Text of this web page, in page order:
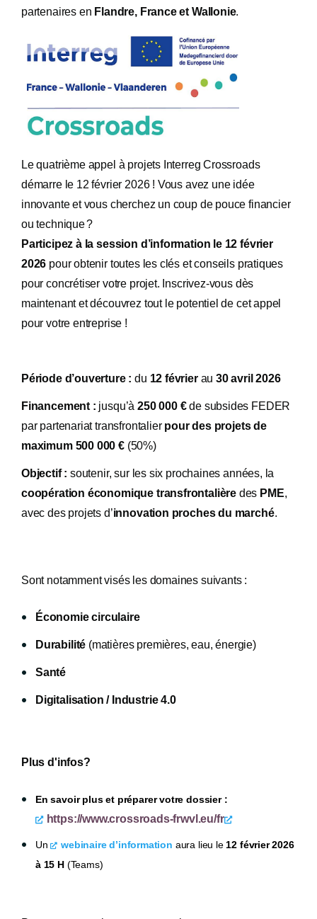
partenaires en Flandre, France et Wallonie.
Le quatrième appel à projets Interreg Crossroads
démarre le 12 février 2026 ! Vous avez une idée
innovante et vous cherchez un coup de pouce financier
ou technique?
Participezàla session d ’information le 12 février
2026 pour obtenir toutes les clés et conseils pratiques
pour concrétiser votre projet. Inscrivez-vous dès
maintenant et découvrez tout le potentiel de cet appel
pour votre entreprise !
Période d’ouverture : du 12 févrierau 30 avril 2026
Financement : jusqu’à250 000 €de subsides FEDER
par partenariat transfrontalier pour des projets de
maximum 500 000 €(50%)
Objectif : soutenir, sur les six prochaines années, la
coopération économique transfrontalièredes PME,
avec des projets d’innovation proches du marché.
Sont notamment visés les domaines suivants :
Économie circulaire
Durabilité (matières premières, eau, énergie)
Santé
Digitalisation / Industrie 4.0
Plus d'infos?
En savoir plus et préparer votre dossier :
https://www.crossroads-frwvl.eu/fr
Un webinaire d’information aura lieu le12 février 2026
à 15 H (Teams)